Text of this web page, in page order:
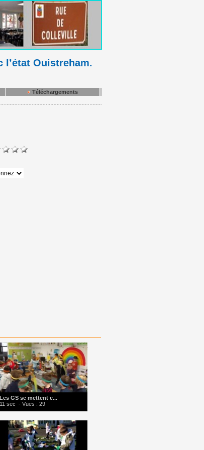
Ouistreham.
Téléchargements
Les GS se mettent e...
11 sec - Vues : 29